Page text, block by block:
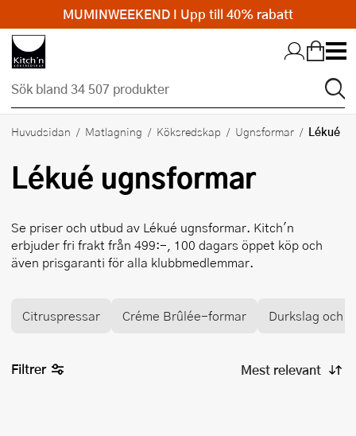
Hopp till huvudinnehållet
Huvudsidan Matlagning Köksredskap Ugnsformar Lékué
Lékué ugnsformar
Se priser och utbud av Lékué ugnsformar. Kitch'n
erbjuder fri frakt från 499:-, 100 dagars öppet köp och
även prisgaranti för alla klubbmedlemmar.
Citruspressar Créme Brûlée-formar Durkslag och
Filtrer
MUMINWEEKEND I Upp till 40% rabatt